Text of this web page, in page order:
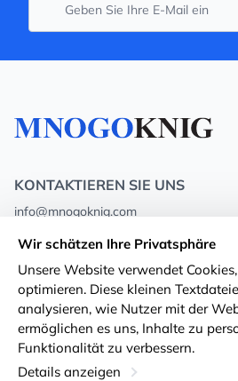
KONTAKTIEREN SIE UNS
info@mnogoknig.com
Rīga, Augusta Deglava 69d, LV-1082
Über uns
Geschäfte
Lieferung und Zahlung
Wir schätzen Ihre Privatsphäre
Unsere Website verwendet
optimieren. Diese kleinen
analysieren, wie Nutzer mit der
ermöglichen es uns, Inhalte zu
Funktionalität zu verbessern.
Details anzeigen